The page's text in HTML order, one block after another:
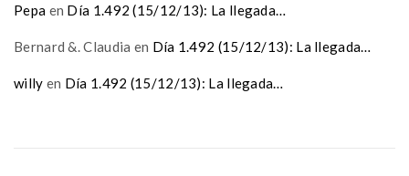
Pepa en Día 1.492 (15/12/13): La llegada…
Bernard &. Claudia en Día 1.492 (15/12/13): La llegada…
willy en Día 1.492 (15/12/13): La llegada…